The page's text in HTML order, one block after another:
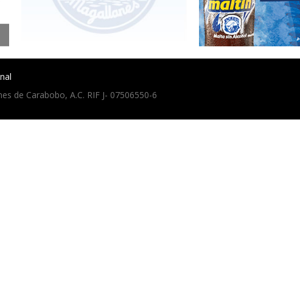
de Carabobo, A.C. RIF J- 07506550-6